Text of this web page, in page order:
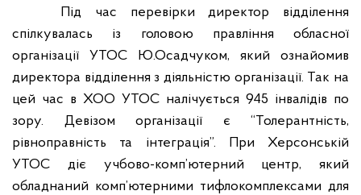
Під час перевірки директор відділення
спілкувалась із головою правління обласної
організації УТОС Ю.Осадчуком, який ознайомив
директора відділення з діяльністю організації. Так на
цей час в ХОО УТОС налічується 945 інвалідів по
зору. Девізом організації є “Толерантність,
рівноправність та інтеграція”. При Херсонській
УТОС діє учбово-комп’ютерний центр, який
обладнаний комп’ютерними тифлокомплексами для